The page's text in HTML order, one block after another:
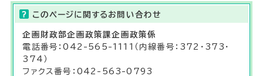
このページに関する お問い合わせ
企画財政部企画政策課企画政策係
電話番号：042-565-1111（内線番号：372・373・
374）
ファクス番号：042-563-0793